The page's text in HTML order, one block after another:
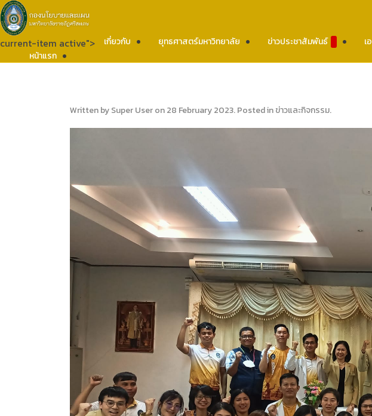
current-item active">
หน้าแรก
เกี่ยวกับ ยุทธศาสตร์มหาวิทยาลัย ข่าวประชาสัมพันธ์ เ
Written by Super User on28 February 2023. Posted inข่าวและกิจกรรม.